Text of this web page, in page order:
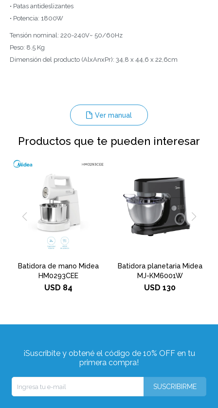
• Patas antideslizantes
• Potencia: 1800W
Tensión nominal: 220-240V~ 50/60Hz
Peso: 8.5 Kg
Dimensión del producto (AlxAnxPr): 34,8 x 44,6 x 22,6cm
Ver manual
Productos que te pueden interesar
Batidora de mano Midea
HM0293CEE
USD 84
Batidora planetaria Midea
MJ-KM6001W
USD 130
¡Suscribite y obtené el código de 10% OFF en tu
primera compra!
SUSCRIBIRME